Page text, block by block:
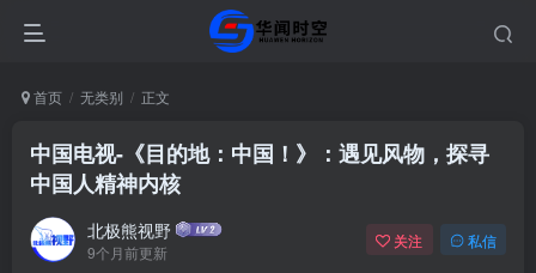
首页 无类别 正文
中国电视-《目的地：中国！》：遇见风物，探寻
中国人精神内核
北极熊视野
9个月前更新
关注 私信